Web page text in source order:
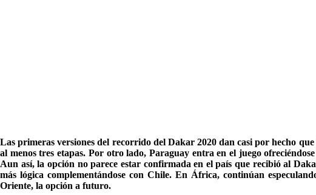
Las primeras versiones del recorrido del Dakar 2020 dan casi por hecho
al menos tres etapas. Por otro lado, Paraguay entra en el juego
Aun así, la opción no parece estar confirmada en el país que recibió al
más lógica complementándose con Chile. En África, continúan
Oriente, la opción a futuro.